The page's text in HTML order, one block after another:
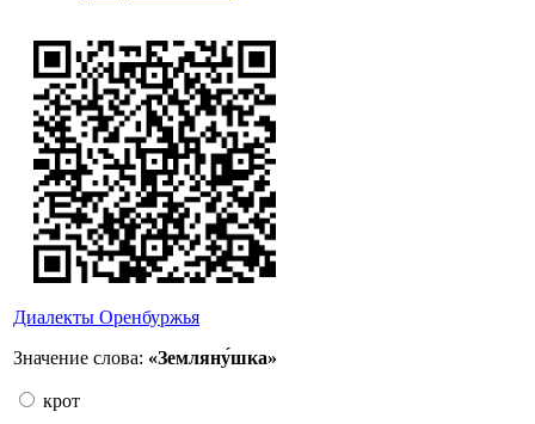
Диалекты Оренбуржья
Значение слова: «Земляну́шка»
крот